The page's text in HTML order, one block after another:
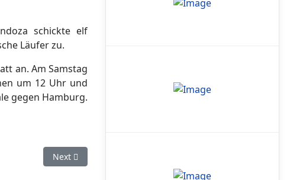
schickte elf
Läufer zu.
an. Am Samstag
um 12 Uhr und
gegen Hamburg.
Next article: Stuttgart Reds festigen fünften Tabellenplatz mit
Next